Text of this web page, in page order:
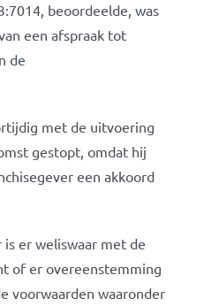
beoordeelde, was
een afspraak tot
de
met de uitvoering
gestopt, omdat hij
een akkoord
er weliswaar met de
of er overeenstemming
voorwaarden waaronder